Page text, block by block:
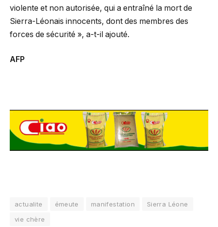
violente et non autorisée, qui a entraîné la mort de
Sierra-Léonais innocents, dont des membres des
forces de sécurité », a-t-il ajouté.
AFP
actualite émeute manifestation
Sierra Léone
vie chère